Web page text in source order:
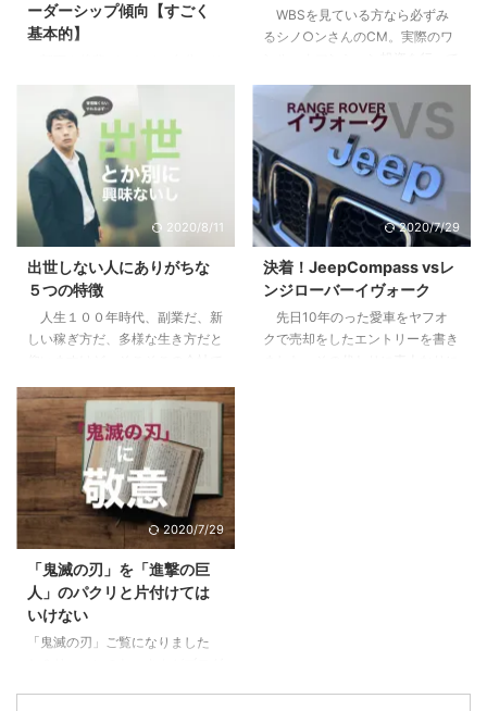
ーダーシップ傾向【すごく
基本的】
ーダーシップはあるのか疑問に思
ったり、不安になったはしていま
せんか？自分はイケてるリーダー
なのか？違うのか？気になってし
まったり。 まずはあなたの行動
特性から現在の特徴を見て見まし
ょう。 目次1 PM理論でわかるあ
なたのリーダーシップ【まずはこ
れだけは知っておこう】2 pM型
のあなたは、自己マン注意報3
Pm型のあなたは、無理にPM目指
さなくていいかも4 pm型のあな
た、大丈夫。これから楽しめる5
ーとしての次の次元へ6 ご自分の
PM型を診断して ...
WBSを見ている方なら必ずみ
るシノ○ンさんのCM。実際のワ
が多少なりとも参考になればと思
います。 目次1 先日売り先が見つ
かり200万くらい儲かった2 「時
間を資産に変える投資」という妙
味3 僕が10年持って手放した３つ
の理由3.1 全ては自分には返って
こないリターン3.2 節税効果とい
くないが、減らすことができにく
い4 やってよかったと思う２つの
こと4.1 税制や資産運用の勉強に
なる。自分で持つのは全然違う。
2020/8/11
出世しない人にありがちな
５つの特徴
人生１００年時代、副業だ、新
しい稼ぎ方だ、多様な生き方だと
少は出世をしていきたいじゃない
かと思っている方に、少しでも参
考になればと思います。 目次1
下記に当てはまる場合は出世から
遠ざかっている1.1 他の社員より
研修を受けていない＝あなたの期
待値が下がっている1.2 仕事の内
ずっとそれをやっていてくれ1.3
気にかけてくれる上役、上司がい
ない＝上がるエンジンがない2 そ
んな自分がこんな傾向に陥ってい
2020/7/29
決着！JeepCompass vsレ
ンジローバーイヴォーク
先日10年のった愛車をヤフオ
クで売却をしたエントリーを書き
2020/7/29
「鬼滅の刃」を「進撃の巨
人」のパクリと片付けては
いけない
「鬼滅の刃」ご覧になりました